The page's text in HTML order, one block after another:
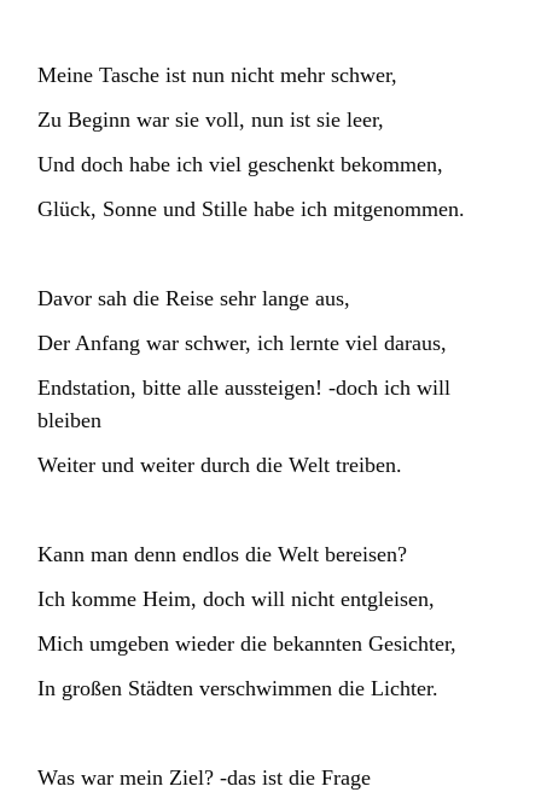
Meine Tasche ist nun nicht mehr schwer,
Zu Beginn war sie voll, nun ist sie leer,
Und doch habe ich viel geschenkt bekommen,
Glück, Sonne und Stille habe ich mitgenommen.
Davor sah die Reise sehr lange aus,
Der Anfang war schwer, ich lernte viel daraus,
Endstation, bitte alle aussteigen! -doch ich will
bleiben
Weiter und weiter durch die Welt treiben.
Kann man denn endlos die Welt bereisen?
Ich komme Heim, doch will nicht entgleisen,
Mich umgeben wieder die bekannten Gesichter,
In großen Städten verschwimmen die Lichter.
Was war mein Ziel? -das ist die Frage